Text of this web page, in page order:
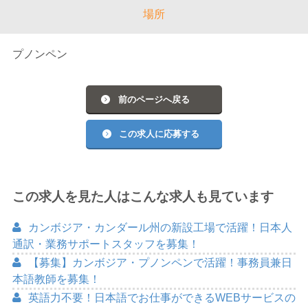
場所
プノンペン
前のページへ戻る
この求人に応募する
この求人を見た人はこんな求人も見ています
カンボジア・カンダール州の新設工場で活躍！日本人
通訳・業務サポートスタッフを募集！
【募集】カンボジア・プノンペンで活躍！事務員兼日
本語教師を募集！
英語力不要！日本語でお仕事ができるWEBサービスの